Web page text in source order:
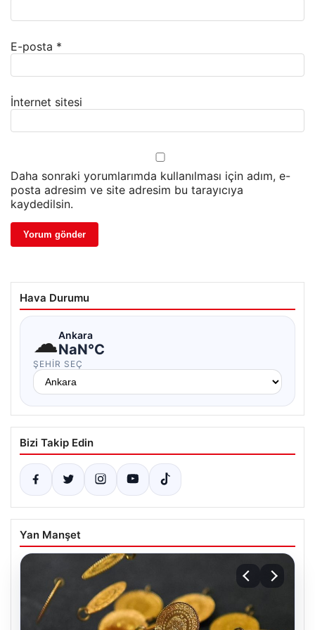
E-posta *
İnternet sitesi
Daha sonraki yorumlarımda kullanılması için adım, e-
posta adresim ve site adresim bu tarayıcıya
kaydedilsin.
Hava Durumu
☁Ankara
NaN°C
ŞEHIR SEÇ
Bizi Takip Edin
Yan Manşet